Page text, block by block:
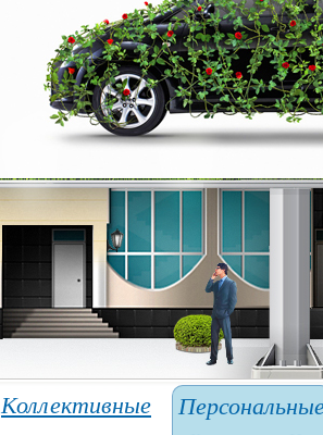
Коллективные